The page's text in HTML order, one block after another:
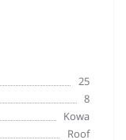
25
8
Kowa
Roof